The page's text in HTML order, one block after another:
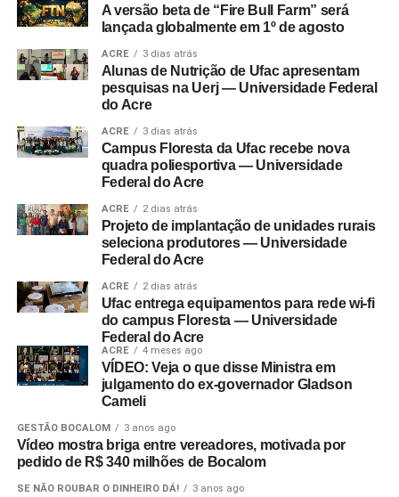
A versão beta de “Fire Bull Farm” será
lançada globalmente em 1º de agosto
ACRE 3 dias atrás
Alunas de Nutrição de Ufac apresentam
pesquisas na Uerj — Universidade Federal
do Acre
ACRE 3 dias atrás
Campus Floresta da Ufac recebe nova
quadra poliesportiva — Universidade
Federal do Acre
ACRE 2 dias atrás
Projeto de implantação de unidades rurais
seleciona produtores — Universidade
Federal do Acre
ACRE 2 dias atrás
Ufac entrega equipamentos para rede wi-fi
do campus Floresta — Universidade
Federal do Acre
ACRE 4 meses ago
VÍDEO: Veja o que disse Ministra em
julgamento do ex-governador Gladson
Cameli
GESTÃO BOCALOM 3 anos ago
Vídeo mostra briga entre vereadores, motivada por
pedido de R$ 340 milhões de Bocalom
SE NÃO ROUBAR O DINHEIRO DÁ! 3 anos ago